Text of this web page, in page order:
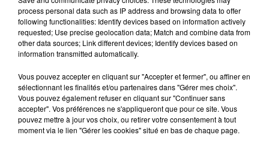
Aménager un school bus au
Canada et accueillir les bleus à
Born in the U.S.A - Bruce
Springsteen : la chanson que
process personal data such as IP address and browsing data to offer
following functionalities: Identify devices based on information actively
requested; Use precise geolocation data; Match and combine data from
other data sources; Link different devices; Identify devices based on
information transmitted automatically.
Vous pouvez accepter en cliquant sur "Accepter et fermer", ou affiner en
sélectionnant les finalités et/ou partenaires dans "Gérer mes choix".
Vous pouvez également refuser en cliquant sur "Continuer sans
accepter". Vos préférences ne s'appliqueront que pour ce site. Vous
pouvez mettre à jour vos choix, ou retirer votre consentement à tout
moment via le lien "Gérer les cookies" situé en bas de chaque page.